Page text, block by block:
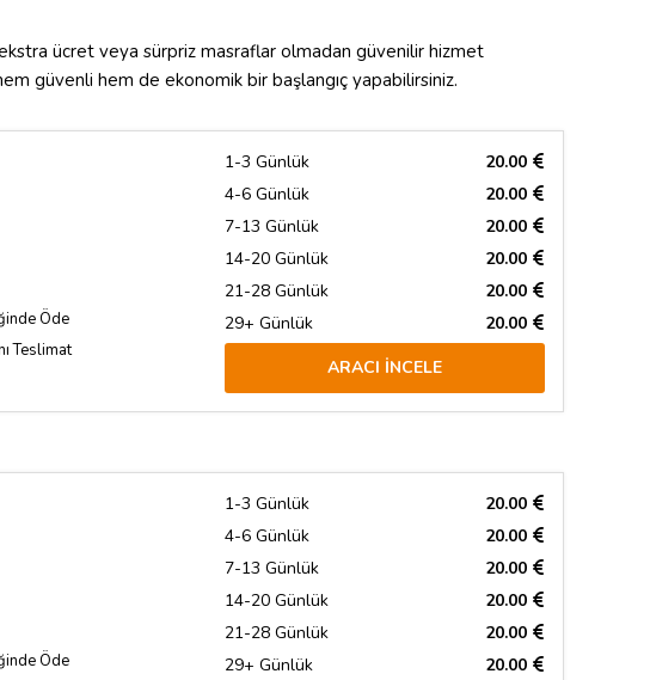
ücret veya sürpriz masraflar olmadan güvenilir hizmet
güvenli hem de ekonomik bir başlangıç yapabilirsiniz.
Öde
Teslimat
1-3 Günlük
20.00
4-6 Günlük
20.00
7-13 Günlük
20.00
14-20 Günlük
20.00
21-28 Günlük
20.00
29+ Günlük
20.00
ARACI İNCELE
Öde
1-3 Günlük
20.00
4-6 Günlük
20.00
7-13 Günlük
20.00
14-20 Günlük
20.00
21-28 Günlük
20.00
29+ Günlük
20.00